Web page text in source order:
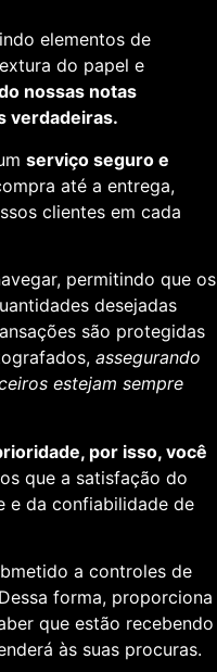
elementos de
do papel e
nossas notas
verdadeiras.
serviço seguro e
até a entrega,
clientes em cada
permitindo que os
desejadas
são protegidas
assegurando
estejam sempre
por isso, você
que a satisfação do
e da confiabilidade de
a controles de
forma, proporciona
que estão recebendo
às suas procuras.